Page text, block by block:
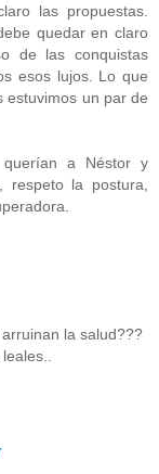
las propuestas.
quedar en claro
de las conquistas
esos lujos. Lo que
estuvimos un par de
a Néstor y
la postura,
la salud???